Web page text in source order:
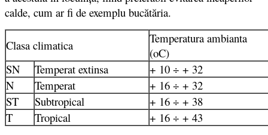
calde, cum ar fi de exemplu bucătăria.
Clasa climatica
Temperatura ambianta
(oC)
SN
Temperat extinsa
+ 10 ÷ + 32
N
Temperat
+ 16 ÷ + 32
ST
Subtropical
+ 16 ÷ + 38
T
Tropical
+ 16 ÷ + 43